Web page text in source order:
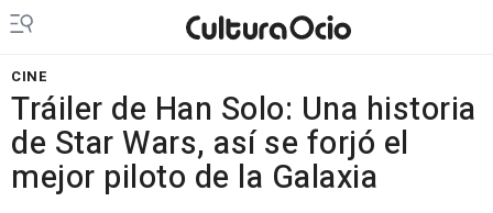
CINE
Tráiler de Han Solo: Una historia
de Star Wars, así se forjó el
mejor piloto de la Galaxia